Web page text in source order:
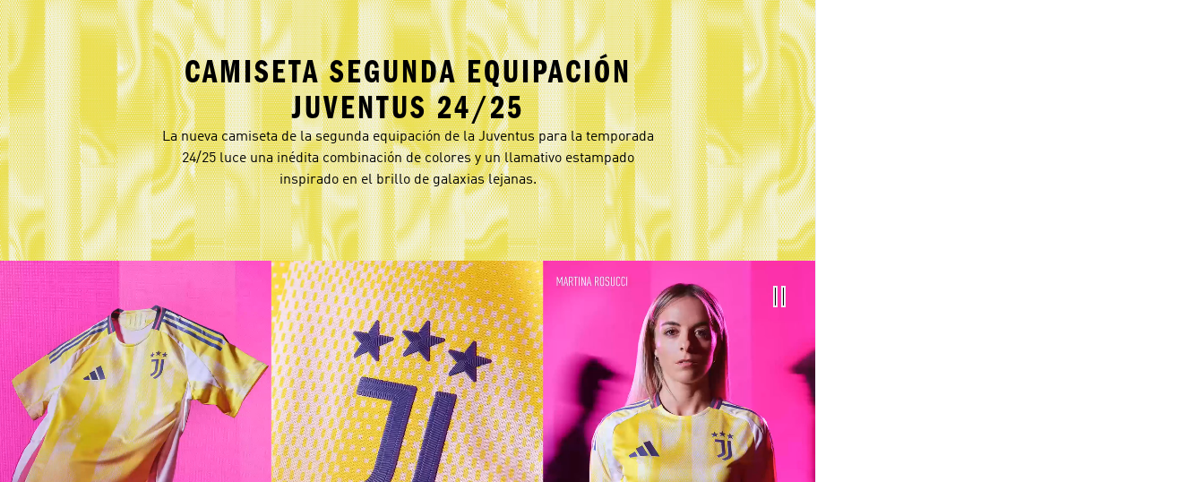
CAMISETA SEGUNDA EQUIPACIÓN
JUVENTUS 24/25
La nueva camiseta de la segunda equipación de la Juventus para la temporada
24/25 luce una inédita combinación de colores y un llamativo estampado
inspirado en el brillo de galaxias lejanas.